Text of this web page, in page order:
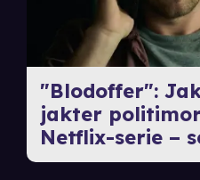
"Blodoffer":
jakter
Netflix-serie –